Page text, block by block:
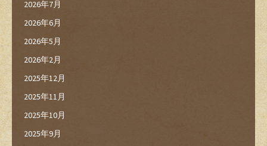
2026年7月
2026年6月
2026年5月
2026年2月
2025年12月
2025年11月
2025年10月
2025年9月